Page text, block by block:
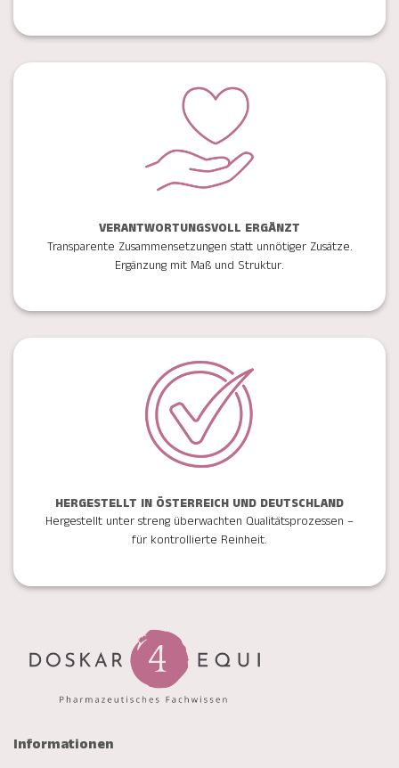
VERANTWORTUNGSVOLL ERGÄNZT
Transparente Zusammensetzungen statt unnötiger Zusätze.
Ergänzung mit Maß und Struktur.
HERGESTELLT IN ÖSTERREICH UND DEUTSCHLAND
Hergestellt unter streng überwachten Qualitätsprozessen –
für kontrollierte Reinheit.
Informationen